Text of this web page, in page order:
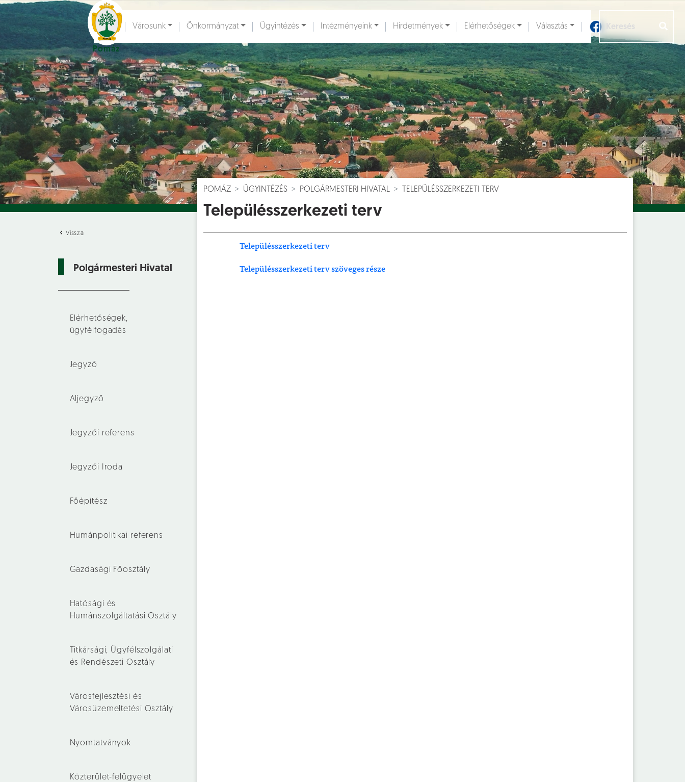
Pomáz
Ugrás a fő tartalomhoz
Városunk Önkormányzat Ügyintézés Intézményeink Hirdetmények Elérhetőségek Választás
Vissza
Polgármesteri Hivatal
Elérhetőségek,
ügyfélfogadás
Jegyző
Aljegyző
Jegyzői referens
Jegyzői Iroda
Főépítész
Humánpolitikai referens
Gazdasági Főosztály
Hatósági és
Humánszolgáltatási Osztály
Titkársági, Ügyfélszolgálati
és Rendészeti Osztály
Városfejlesztési és
Városüzemeltetési Osztály
Nyomtatványok
Közterület-felügyelet
POMÁZ ÜGYINTÉZÉS POLGÁRMESTERI HIVATAL TELEPÜLÉSSZERKEZETI TERV
Településszerkezeti terv
Településszerkezeti terv
Településszerkezeti terv szöveges része
Hírek [] Események [ ] Dokumentumok [] Aloldalak []